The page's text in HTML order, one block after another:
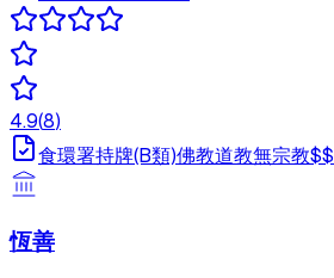
4.9(8)
食環署持牌(B類)佛教道教無宗教$$
恆善